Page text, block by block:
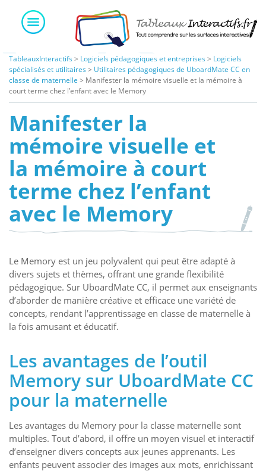
content
TableauxInteractifs > Logiciels pédagogiques et entreprises > Logiciels
spécialisés et utilitaires > Utilitaires pédagogiques de UboardMate CC en
classe de maternelle > Manifester la mémoire visuelle et la mémoire à
court terme chez l’enfant avec le Memory
Manifester la
mémoire visuelle et
la mémoire à court
terme chez l’enfant
avec le Memory
Le Memory est un jeu polyvalent qui peut être adapté à
divers sujets et thèmes, offrant une grande flexibilité
pédagogique. Sur UboardMate CC, il permet aux enseignants
d’aborder de manière créative et efficace une variété de
concepts, rendant l’apprentissage en classe de maternelle à
la fois amusant et éducatif.
Les avantages de l’outil
Memory sur UboardMate CC
pour la maternelle
Les avantages du Memory pour la classe maternelle sont
multiples. Tout d’abord, il offre un moyen visuel et interactif
d’enseigner divers concepts aux jeunes apprenants. Les
enfants peuvent associer des images aux mots, enrichissant